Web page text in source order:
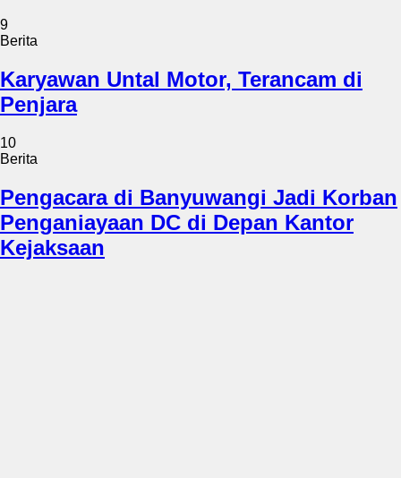
9
Berita
Karyawan Untal Motor, Terancam di
Penjara
10
Berita
Pengacara di Banyuwangi Jadi Korban
Penganiayaan DC di Depan Kantor
Kejaksaan